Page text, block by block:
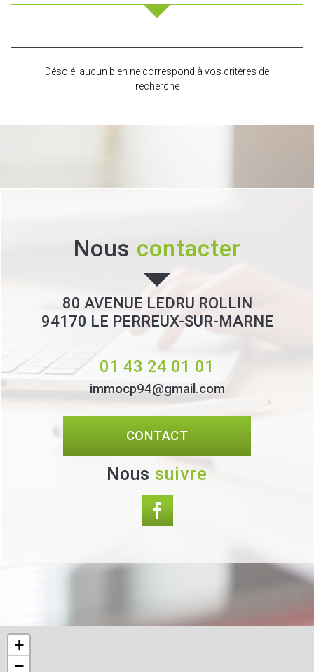
Désolé, aucun bien ne correspond à vos critères de
recherche
Nous contacter
80 AVENUE LEDRU ROLLIN
94170 LE PERREUX-SUR-MARNE
01 43 24 01 01
immocp94@gmail.com
CONTACT
Nous suivre
+
−